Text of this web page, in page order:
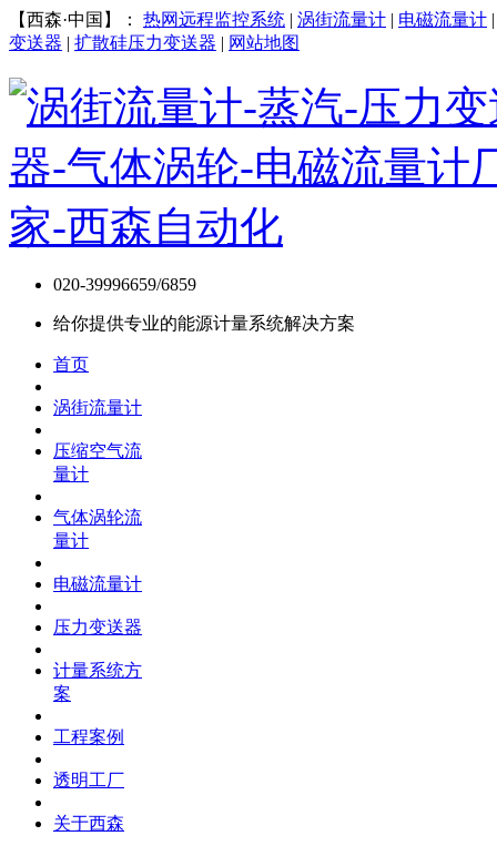
【西森·中国】： 热网远程监控系统 | 涡街流量计 | 电磁流量计
变送器 | 扩散硅压力变送器 | 网站地图
020-39996659/6859
给你提供专业的能源计量系统解决方案
首页
涡街流量计
压缩空气流
量计
气体涡轮流
量计
电磁流量计
压力变送器
计量系统方
案
工程案例
透明工厂
关于西森